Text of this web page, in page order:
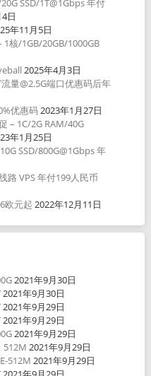
SSD/1T@1Gbps 年付
日
年11月5日
核/1GB/20GB/1000GB
2025年4月3日
量@2.5G端口优惠码后年
优惠码2023年1月27日
– 1C/2G RAM/40G
年1月25日
SSD/800G@1Gbps 年
路 VPS 年付199人民币
欧元起 2022年12月11日
2021年9月30日
2021年9月30日
2021年9月29日
2021年9月29日
2021年9月29日
512M 2021年9月29日
512M 2021年9月29日